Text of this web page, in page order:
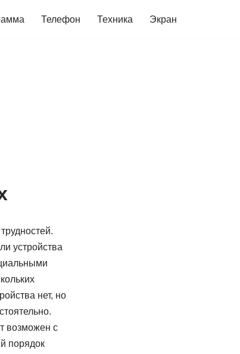
Телефон Техника Экран
устройства
нет, но
возможен с
порядок